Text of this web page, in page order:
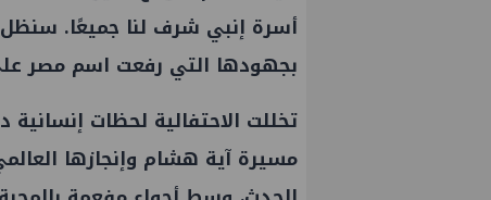
أسرة إنبي شرف لنا جميعًا. سنظل
بجهودها التي رفعت اسم مصر
تخللت الاحتفالية لحظات
مسيرة آية هشام وإنجازها
علاء عبدالفتاح يتفقد مصنع ووتك لإنتاج